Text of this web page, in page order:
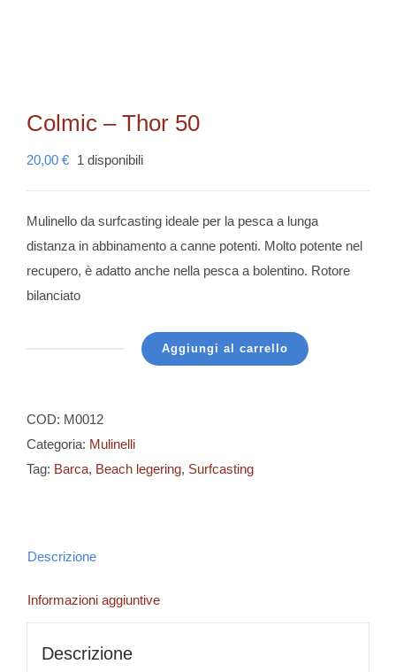
Colmic – Thor 50
20,00 € 1 disponibili
Mulinello da surfcasting ideale per la pesca a lunga
distanza in abbinamento a canne potenti. Molto potente nel
recupero, è adatto anche nella pesca a bolentino. Rotore
bilanciato
Aggiungi al carrello
COD: M0012
Categoria: Mulinelli
Tag: Barca, Beach legering, Surfcasting
Descrizione
Informazioni aggiuntive
Descrizione